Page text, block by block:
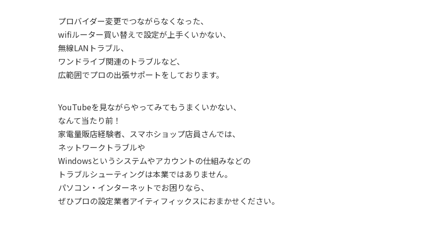
プロバイダー変更でつながらなくなった、
wifiルーター買い替えで設定が上手くいかない、
無線LANトラブル、
ワンドライブ関連のトラブルなど、
広範囲でプロの出張サポートをしております。
YouTubeを見ながらやってみてもうまくいかない、
なんて当たり前！
家電量販店経験者、スマホショップ店員さんでは、
ネットワークトラブルや
Windowsというシステムやアカウントの仕組みなどの
トラブルシューティングは本業ではありません。
パソコン・インターネットでお困りなら、
ぜひプロの設定業者アイティフィックスにおまかせください。